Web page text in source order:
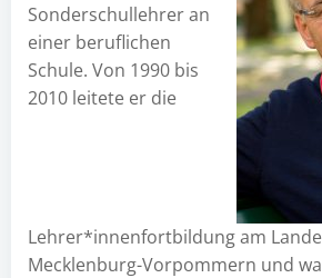
Sonderschullehrer an
einer beruflichen
Schule. Von 1990 bis
2010 leitete er die
Lehrer*innenfortbildung am
Mecklenburg-Vorpommern und